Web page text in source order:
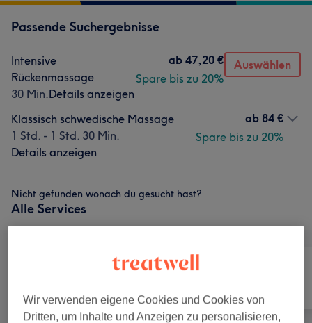
Passende Suchergebnisse
Intensive
Rückenmassage
30 Min.Details anzeigen
ab 47,20 €
Spare bis zu 20%
Auswählen
Klassisch schwedische Massage
1 Std. - 1 Std. 30 Min.
Details anzeigen
ab 84 €
Spare bis zu 20%
Nicht gefunden wonach du gesucht hast?
Alle Services
Wir verwenden eigene Cookies und Cookies von
Dritten, um Inhalte und Anzeigen zu personalisieren,